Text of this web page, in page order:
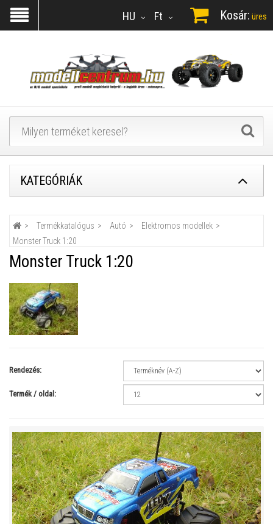
Ft
HU Kosár: üres
KATEGÓRIÁK
Termékkatalógus Autó
Elektromos modellek
Monster Truck 1:20
Monster Truck 1:20
Rendezés:
Termék / oldal: